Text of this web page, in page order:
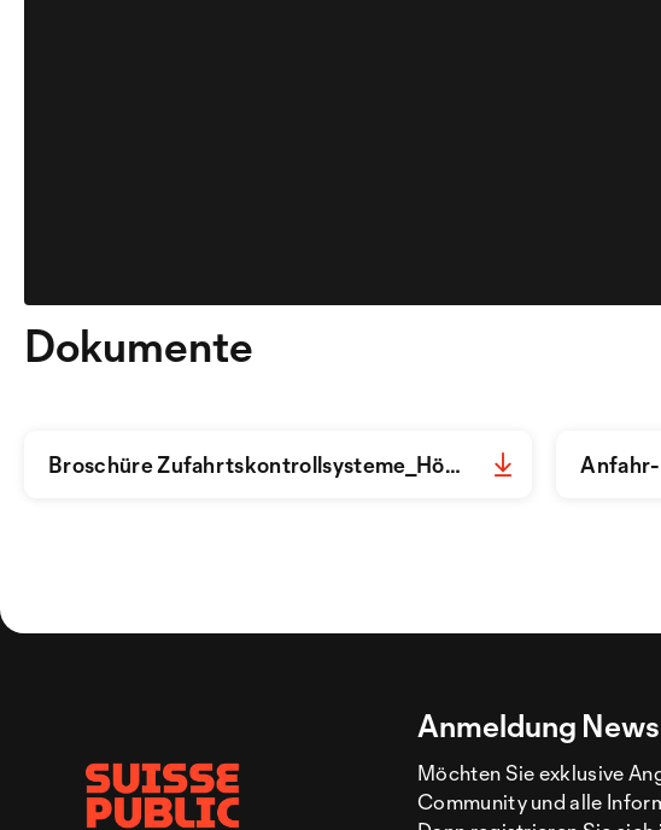
Dokumente
Broschüre Zufahrtskontrollsysteme_Hörmann_DE.pdf
Anmeldung
Möchten Sie exklusive
Community und alle